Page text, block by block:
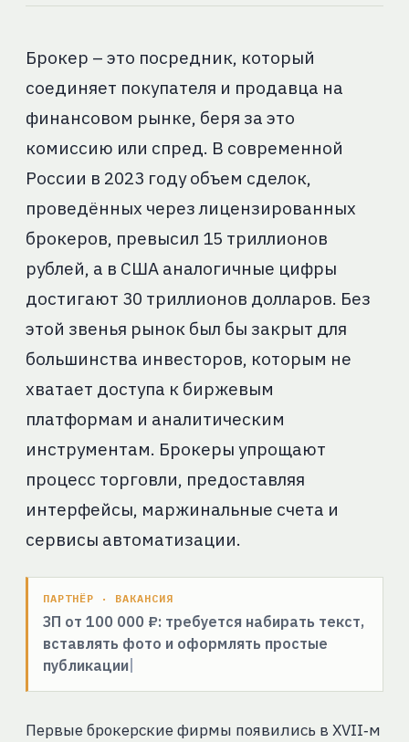
Брокер – это посредник, который
соединяет покупателя и продавца на
финансовом рынке, беря за это
комиссию или спред. В современной
России в 2023 году объем сделок,
проведённых через лицензированных
брокеров, превысил 15 триллионов
рублей, а в США аналогичные цифры
достигают 30 триллионов долларов. Без
этой звенья рынок был бы закрыт для
большинства инвесторов, которым не
хватает доступа к биржевым
платформам и аналитическим
инструментам. Брокеры упрощают
процесс торговли, предоставляя
интерфейсы, маржинальные счета и
сервисы автоматизации.
ПАРТНЁР · ВАКАНСИЯ
ЗП от 100 000 ₽: требуется набирать текст,
вставлять фото и оформлять простые
публикации
Первые брокерские фирмы появились в XVII‑м